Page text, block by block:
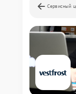
Сервисный